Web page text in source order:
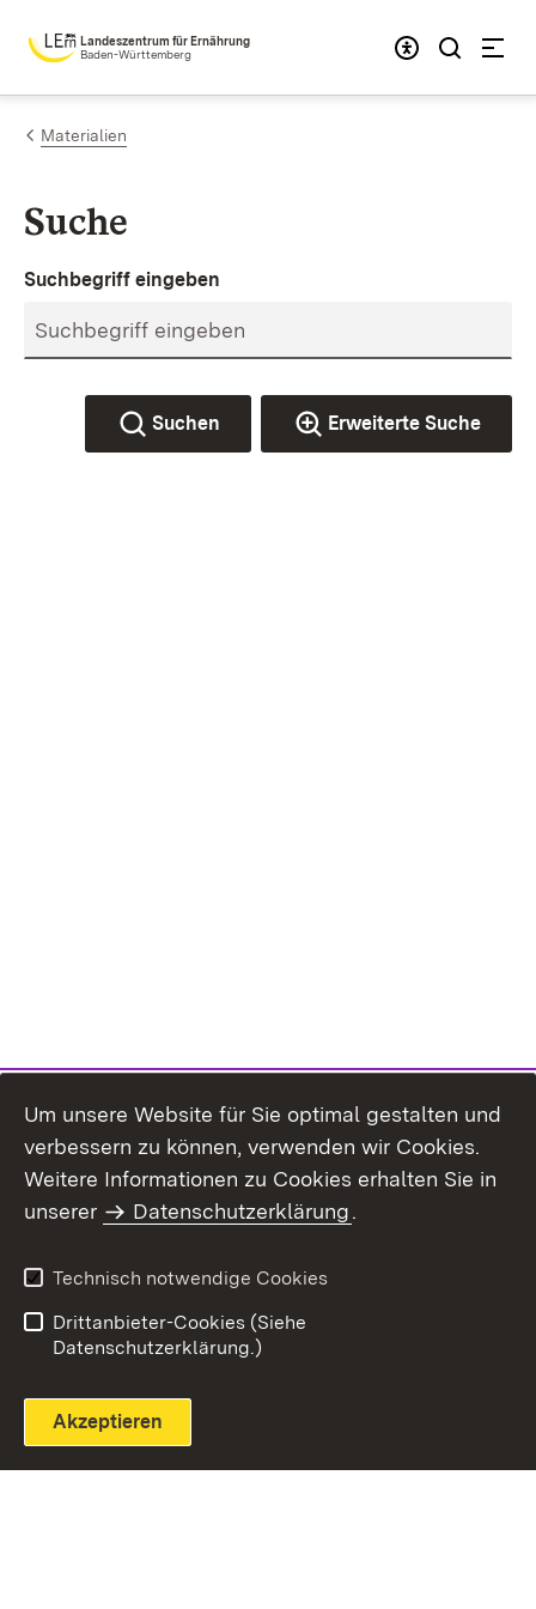
Zum Inhalt springen
Landeszentrum für Ernährung
Baden-Württemberg
Materialien
Suche
Suchbegriff eingeben
Suchen Erweiterte Suche
Themenübersicht
Um unsere Website für Sie optimal gestalten und
verbessern zu können, verwenden wir Cookies.
Weitere Informationen zu Cookies erhalten Sie in
unserer
Datenschutzerklärung.
Technisch notwendige Cookies
Drittanbieter-Cookies (Siehe
Datenschutzerklärung.)
Akzeptieren